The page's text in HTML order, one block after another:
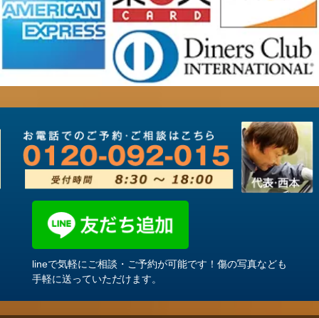
lineで気軽にご相談・ご予約が可能です！傷の写真なども
手軽に送っていただけます。